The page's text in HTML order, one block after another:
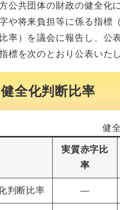
公共団体の財政の健全化
や将来負担等に係る指標
率）を議会に報告し、公
標を次のとおり公表いた
全化判断比率
健
実質赤字比
率
判断比率 ―